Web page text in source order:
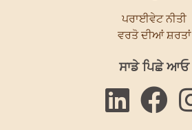
ਪਰਾਈਵੇਟ ਨੀਤੀ
ਵਰਤੋ ਦੀਆਂ ਸ਼ਰਤਾਂ
ਸਾਡੇ ਪਿਛੇ ਆਓ